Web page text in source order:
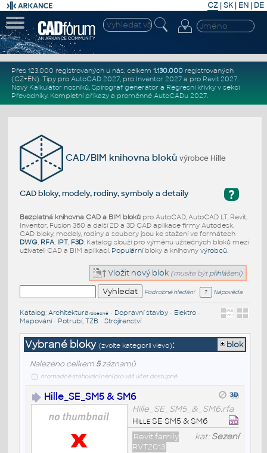
CZ | SK| EN | DE
Přes 123.000 registrovaných u nás, celkem 1.130.000registrovaných
(CZ+EN). Tipy pro AutoCAD 2027, pro Inventor 2027a pro Revit 2027.
Nový Kalkulátor nosníků, Spirograf generátor a Regresní křivkyv sekci
Převodníky. Kompletní příkazya proměnné AutoCADu 2027.
CAD/BIM knihovna blokůvýrobce Hille
?
CAD bloky, modely, rodiny, symboly a detaily
Bezplatná knihovna CAD a BIM blokůpro AutoCAD, AutoCAD LT, Revit,
Inventor, Fusion 360 a další 2D a 3D CAD aplikace firmy Autodesk.
CAD bloky, modely, rodiny a soubory jsou ke stažení ve formátech
DWG, RFA, IPT, F3D. Katalog slouží pro výměnu užitečných bloků mezi
uživateli CAD a BIM aplikací. Populárníbloky a knihovny výrobců.
Vložit nový blok (musíte být přihlášeni)
Podrobné hledání Nápověda
Katalog: Architektura/obecné• Dopravní stavby• Elektro•
Mapování• Potrubí, TZB • Strojírenství
Vybrané bloky (zvolte kategorii vlevo): blok
Nalezeno celkem 5záznamů
hromadné stahování není pro váš účet dostupné
Hille_SE_SM5 & SM6
Hille_SE_SM5_&_SM6.rfa
Hille SE SM5 & SM6
kat:Sezení
Revit family
RVT2013